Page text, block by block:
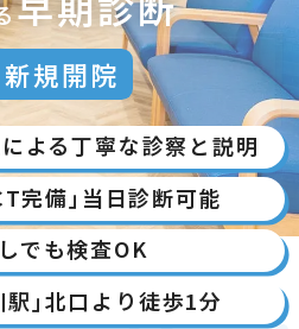
新規開院
よる丁寧な診察と説明
完備｣当日診断可能
でも検査OK
駅｣北口より徒歩1分